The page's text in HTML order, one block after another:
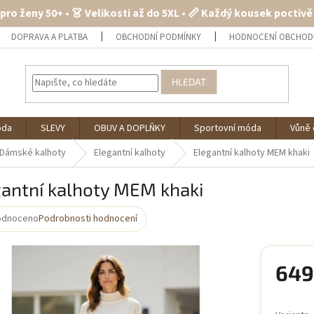
ženy 50+ • 👗 Velikosti až do 5XL • 📏 Každý kousek
DOPRAVA A PLATBA OBCHODNÍ PODMÍNKY HODNOCENÍ
HLEDAT
SLEVY OBUV A DOPLŇKY Sportovní móda
Dámské kalhoty Elegantní kalhoty Elegantní kalhoty MEM khaki
kalhoty MEM khaki
Podrobnosti hodnocení